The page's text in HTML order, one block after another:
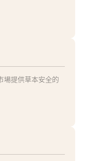
場提供草本安全的